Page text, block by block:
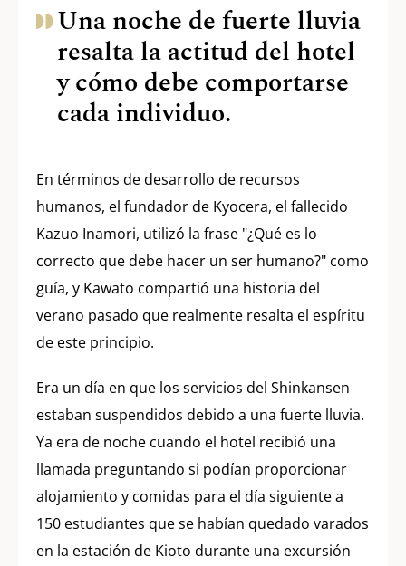
Una noche de fuerte lluvia
resalta la actitud del hotel
y cómo debe comportarse
cada individuo.
En términos de desarrollo de recursos
humanos, el fundador de Kyocera, el fallecido
Kazuo Inamori, utilizó la frase "¿Qué es lo
correcto que debe hacer un ser humano?" como
guía, y Kawato compartió una historia del
verano pasado que realmente resalta el espíritu
de este principio.
Era un día en que los servicios del Shinkansen
estaban suspendidos debido a una fuerte lluvia.
Ya era de noche cuando el hotel recibió una
llamada preguntando si podían proporcionar
alojamiento y comidas para el día siguiente a
150 estudiantes que se habían quedado varados
en la estación de Kioto durante una excursión